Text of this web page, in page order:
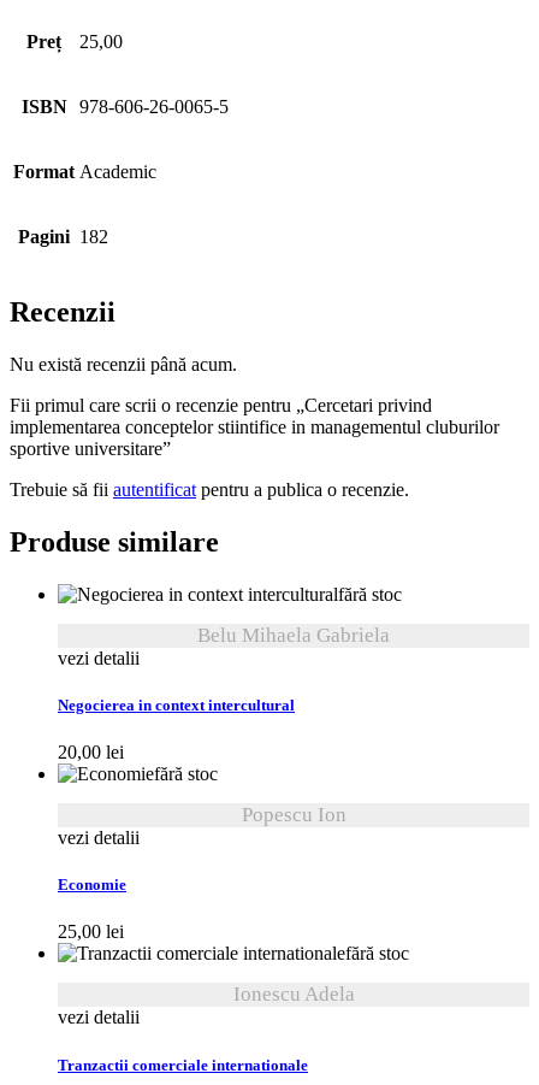
Preț 25,00
ISBN 978-606-26-0065-5
Format Academic
Pagini 182
Recenzii
Nu există recenzii până acum.
Fii primul care scrii o recenzie pentru „Cercetari privind
implementarea conceptelor stiintifice in managementul cluburilor
sportive universitare”
Trebuie să fii autentificat pentru a publica o recenzie.
Produse similare
fără stoc
Belu Mihaela Gabriela
vezi detalii
Negocierea in context intercultural
20,00 lei
fără stoc
Popescu Ion
vezi detalii
Economie
25,00 lei
fără stoc
Ionescu Adela
vezi detalii
Tranzactii comerciale internationale